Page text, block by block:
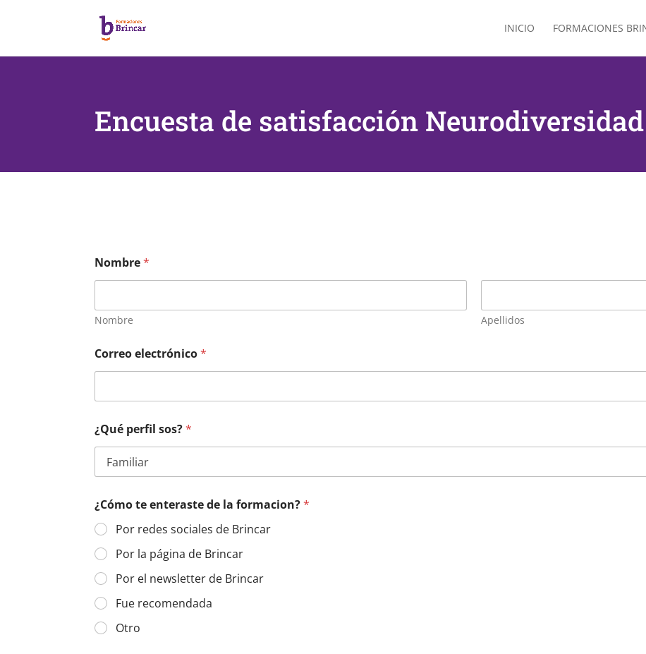
INICIO FORMACIONES
Encuesta de satisfacción
Nombre*
Nombre Apellidos
Correo electrónico*
¿Qué perfil sos?*
¿Cómo te enteraste de la formacion?*
Por redes sociales de Brincar
Por la página de Brincar
Por el newsletter de Brincar
Fue recomendada
Otro